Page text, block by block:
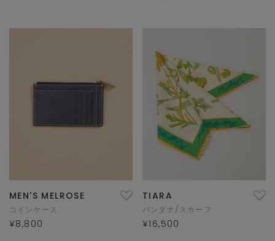
MEN'S MELROSE
コインケース
¥8,800
TIARA
バンダナ/スカーフ
¥16,500